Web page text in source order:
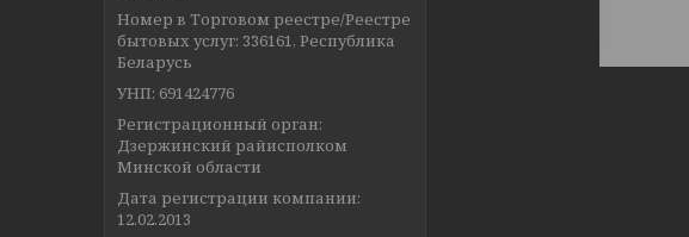
Номер в Торговом реестре/Реестре
бытовых услуг: 336161, Республика
Беларусь
УНП: 691424776
Регистрационный орган:
Дзержинский райисполком
Минской области
Дата регистрации компании:
12.02.2013